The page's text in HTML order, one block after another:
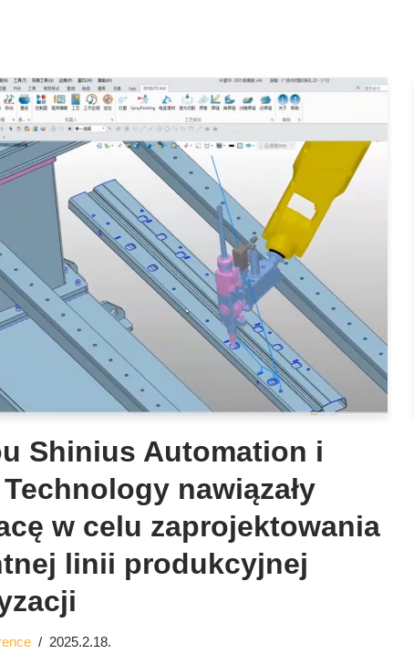
Shinius Automation i
nawiązały
w celu zaprojektowania
linii produkcyjnej
2025.2.18.